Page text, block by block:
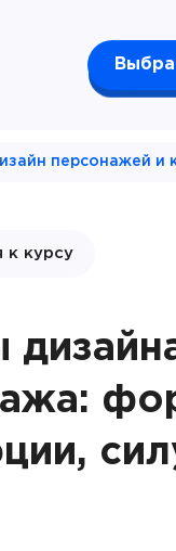
персонажей и
к курсу